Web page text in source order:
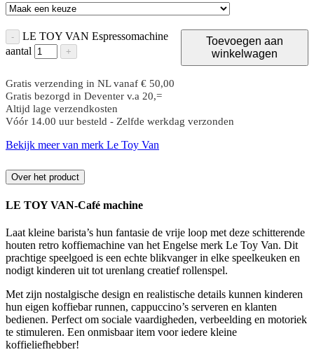
-
LE TOY VAN Espressomachine
aantal
+
Toevoegen aan
winkelwagen
Gratis verzending in NL vanaf € 50,00
Gratis bezorgd in Deventer v.a 20,=
Altijd lage verzendkosten
Vóór 14.00 uur besteld - Zelfde werkdag verzonden
Bekijk meer van merk Le Toy Van
Over het product
LE TOY VAN-Café machine
Laat kleine barista’s hun fantasie de vrije loop met deze schitterende
houten retro koffiemachine van het Engelse merk Le Toy Van. Dit
prachtige speelgoed is een echte blikvanger in elke speelkeuken en
nodigt kinderen uit tot urenlang creatief rollenspel.
Met zijn nostalgische design en realistische details kunnen kinderen
hun eigen koffiebar runnen, cappuccino’s serveren en klanten
bedienen. Perfect om sociale vaardigheden, verbeelding en motoriek
te stimuleren. Een onmisbaar item voor iedere kleine
koffieliefhebber!